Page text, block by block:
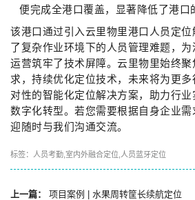
便完成全港口覆盖，显著降低了港口
该港口通过引入云里物里港口人员定
了复杂作业环境下的人员管理难题，
运营筑牢了技术屏障。云里物里始终
求，持续优化定位技术，未来将为更
对性的智能化定位解决方案，助力行
数字化转型。若您需要根据自身企业
迎随时与我们沟通交流。
标签： 人员考勤 室内外融合定位 人员蓝牙定位
上一篇：
项目案例 | 水果周转筐长续航定位